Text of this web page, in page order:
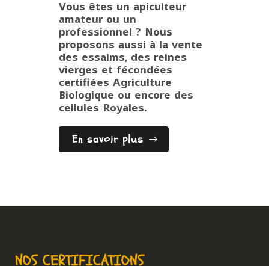
Vous êtes un apiculteur
amateur ou un
professionnel ? Nous
proposons aussi à la vente
des essaims, des reines
vierges et fécondées
certifiées Agriculture
Biologique ou encore des
cellules Royales.
En savoir plus
NOS CERTIFICATIONS